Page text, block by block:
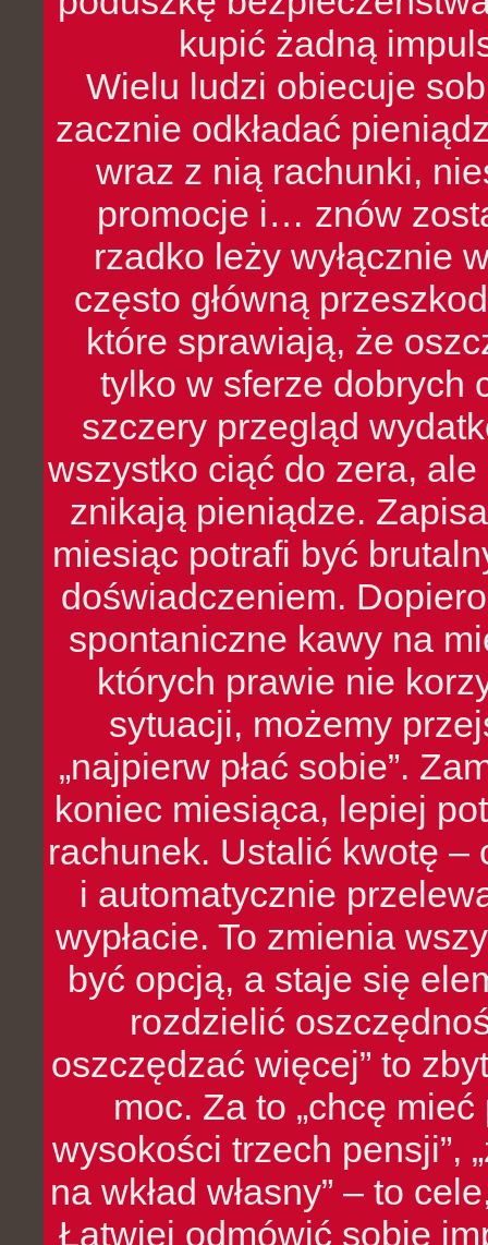
kupić żadną
Wielu ludzi obiecuje
zacznie odkładać
wraz z nią rachunki,
promocje i… znów
rzadko leży wyłącznie
często główną
które sprawiają, że
tylko w sferze dobrych
szczery przegląd
wszystko ciąć do zera,
znikają pieniądze.
miesiąc potrafi być
doświadczeniem.
spontaniczne kawy na
których prawie nie
sytuacji, możemy
„najpierw płać sobie”.
koniec miesiąca, lepiej
rachunek. Ustalić kwotę
i automatycznie
wypłacie. To zmienia
być opcją, a staje się
rozdzielić
oszczędzać więcej” to
moc. Za to „chcę
wysokości trzech pensji”,
na wkład własny” – to
Łatwiej odmówić sobie